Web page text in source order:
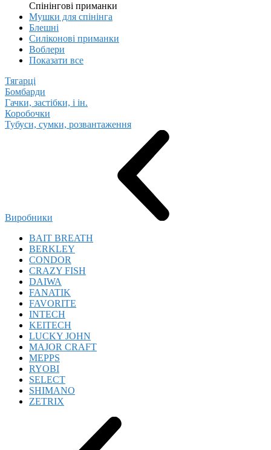
Спінінгові приманки
Мушки для спінінга
Блешні
Cиліконові приманки
Воблери
Показати все
Тягарці
Бомбарди
Гачки, застібки, і ін.
Коробочки
Тубуси, сумки, розвантаження
Виробники
BAIT BREATH
BERKLEY
CONDOR
CRAZY FISH
DAIWA
FANATIK
FAVORITE
INTECH
KEITECH
LUCKY JOHN
MAJOR CRAFT
MEPPS
RYOBI
SELECT
SHIMANO
ZETRIX